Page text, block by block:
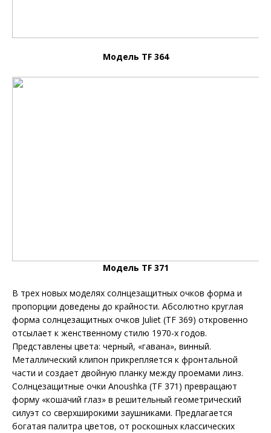
Модель TF 364
Модель TF 371
В трех новых моделях солнцезащитных очков форма и
пропорции доведены до крайности. Абсолютно круглая
форма солнцезащитных очков Juliet (TF 369) откровенно
отсылает к женственному стилю 1970-х годов.
Представлены цвета: черный, «гавана», винный.
Металлический клипон прикрепляется к фронтальной
части и создает двойную планку между проемами линз.
Солнцезащитные очки Anoushka (TF 371) превращают
форму «кошачий глаз» в решительный геометрический
силуэт со сверхширокими заушниками. Предлагается
богатая палитра цветов, от роскошных классических